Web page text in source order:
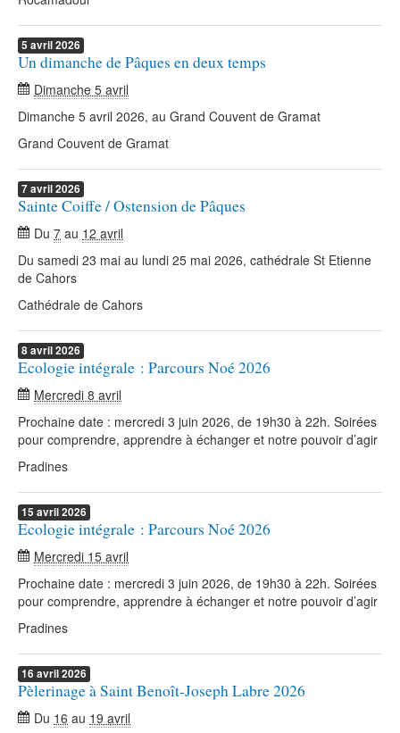
5 avril2026
Un dimanche de Pâques en deux temps
Dimanche 5 avril
Dimanche 5 avril 2026, au Grand Couvent de Gramat
Grand Couvent de Gramat
7avril2026
Sainte Coiffe / Ostension de Pâques
Du 7 au 12 avril
Du samedi 23 mai au lundi 25 mai 2026, cathédrale St Etienne
de Cahors
Cathédrale de Cahors
8avril2026
Ecologie intégrale : Parcours Noé 2026
Mercredi 8 avril
Prochaine date : mercredi 3 juin 2026, de 19h30 à 22h. Soirées
pour comprendre, apprendre à échanger et notre pouvoir d’agir
Pradines
15 avril2026
Ecologie intégrale : Parcours Noé 2026
Mercredi 15 avril
Prochaine date : mercredi 3 juin 2026, de 19h30 à 22h. Soirées
pour comprendre, apprendre à échanger et notre pouvoir d’agir
Pradines
16 avril2026
Pèlerinage à Saint Benoît-Joseph Labre 2026
Du 16 au 19 avril